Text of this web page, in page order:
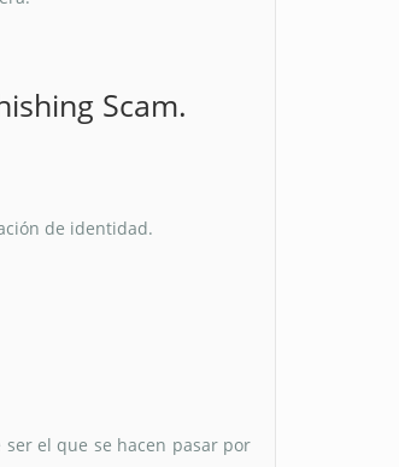
Scam.
de identidad.
el que se hacen pasar por